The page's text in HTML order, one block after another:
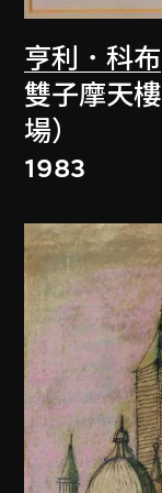
亨利．科布
雙子摩天
場）
1983